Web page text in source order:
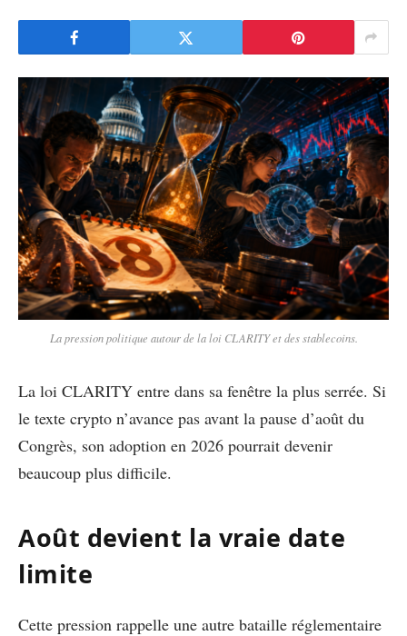
La pression politique autour de la loi CLARITY et des stablecoins.
La loi CLARITY entre dans sa fenêtre la plus serrée. Si
le texte crypto n’avance pas avant la pause d’août du
Congrès, son adoption en 2026 pourrait devenir
beaucoup plus difficile.
Août devient la vraie date
limite
Cette pression rappelle une autre bataille réglementaire